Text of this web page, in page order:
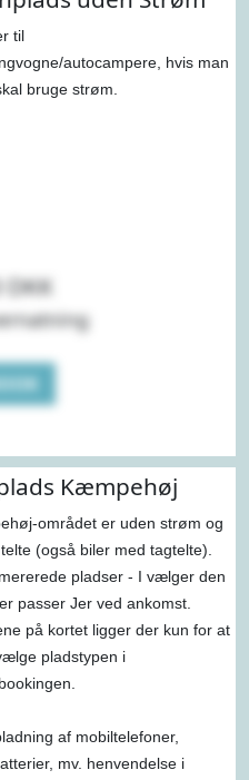
til
autocampere, hvis man
bruge strøm.
Kæmpehøj
området er uden strøm og
(også biler med tagtelte).
pladser - I vælger den
passer Jer ved ankomst.
på kortet ligger der kun for at
pladstypen i
af mobiltelefoner,
mv. henvendelse i